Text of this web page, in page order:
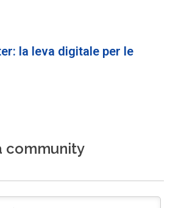
la leva digitale per le
community